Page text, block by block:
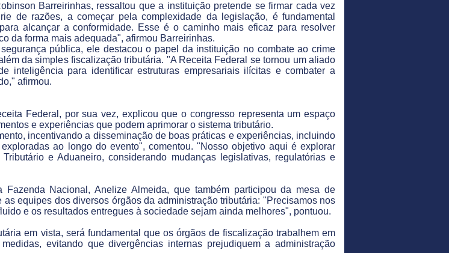
Barreirinhas, ressaltou que a instituição pretende se firmar cada vez
de razões, a começar pela complexidade da legislação, é fundamental
alcançar a conformidade. Esse é o caminho mais eficaz para resolver
da forma mais adequada", afirmou Barreirinhas.
pública, ele destacou o papel da instituição no combate ao crime
da simples fiscalização tributária. "A Receita Federal se tornou um aliado
inteligência para identificar estruturas empresariais ilícitas e combater a
afirmou.
Federal, por sua vez, explicou que o congresso representa um espaço
e experiências que podem aprimorar o sistema tributário.
incentivando a disseminação de boas práticas e experiências, incluindo
ao longo do evento", comentou. "Nosso objetivo aqui é explorar
e Aduaneiro, considerando mudanças legislativas, regulatórias e
Nacional, Anelize Almeida, que também participou da mesa de
equipes dos diversos órgãos da administração tributária: "Precisamos nos
e os resultados entregues à sociedade sejam ainda melhores", pontuou.
em vista, será fundamental que os órgãos de fiscalização trabalhem em
evitando que divergências internas prejudiquem a administração